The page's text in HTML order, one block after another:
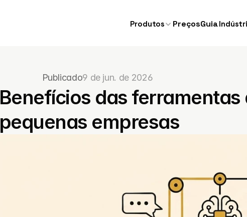
Produtos PreçosGuia
Publicado9 de jun. de 2026
Benefícios das ferramentas
pequenas empresas